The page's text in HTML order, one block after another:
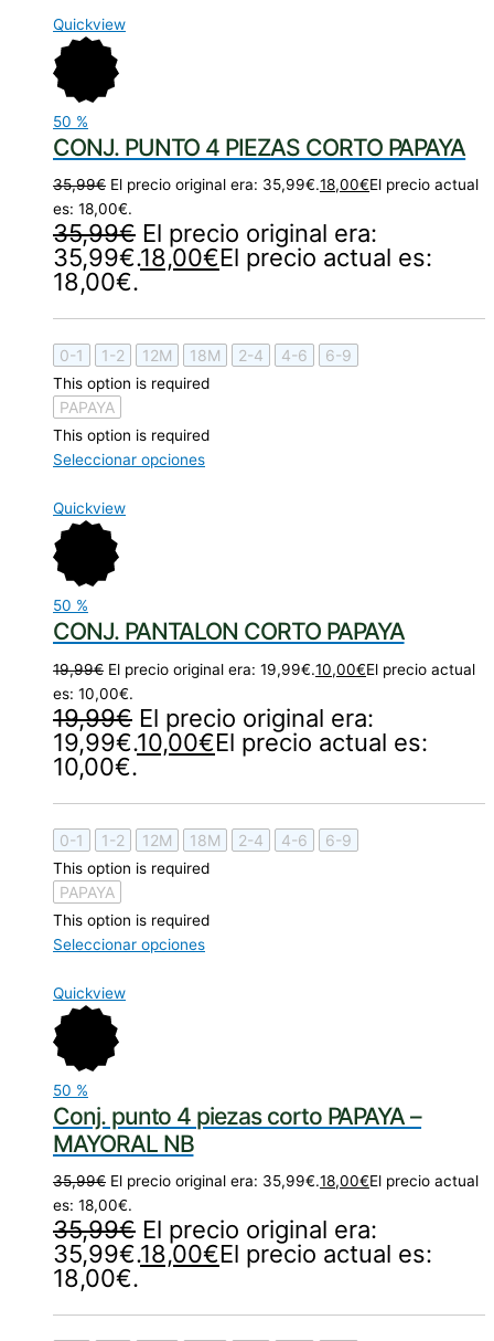
Quickview
50 %
CONJ. PUNTO 4 PIEZAS CORTO PAPAYA
35,99€ El precio original era: 35,99€.18,00€El precio actual
es: 18,00€.
35,99€ El precio original era:
35,99€.18,00€El precio actual es:
18,00€.
0-1 1-2 12M 18M 2-4 4-6 6-9
This option is required
PAPAYA
This option is required
Seleccionar opciones
Quickview
50 %
CONJ. PANTALON CORTO PAPAYA
19,99€ El precio original era: 19,99€.10,00€El precio actual
es: 10,00€.
19,99€ El precio original era:
19,99€.10,00€El precio actual es:
10,00€.
0-1 1-2 12M 18M 2-4 4-6 6-9
This option is required
PAPAYA
This option is required
Seleccionar opciones
Quickview
50 %
Conj. punto 4 piezas corto PAPAYA –
MAYORAL NB
35,99€ El precio original era: 35,99€.18,00€El precio actual
es: 18,00€.
35,99€ El precio original era:
35,99€.18,00€El precio actual es:
18,00€.